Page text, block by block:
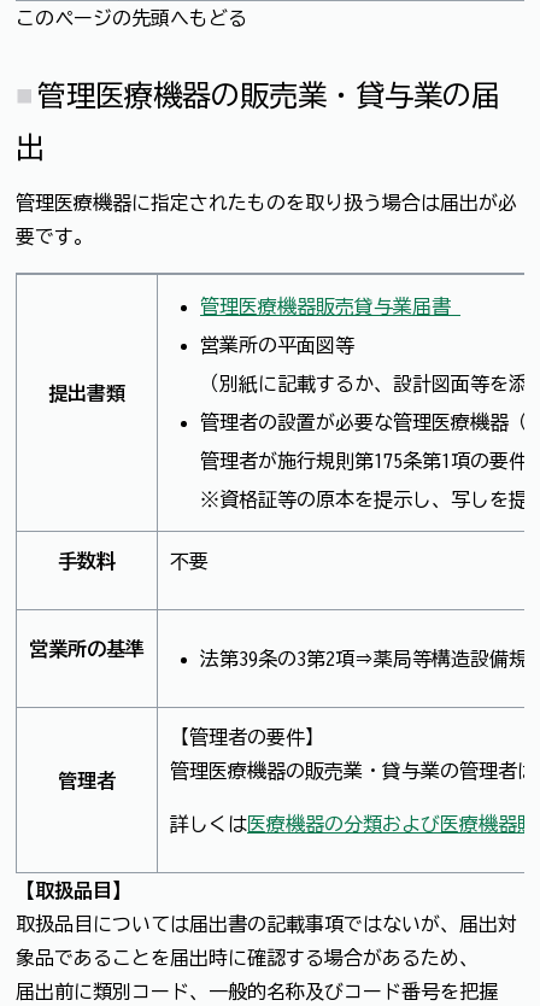
このページの先頭へもどる
管理医療機器の販売業・貸与業の届
出
管理医療機器に指定されたものを取り扱う場合は届出が必
要です。
提出書類
管理医療機器販売貸与業届書
営業所の平面図等
（別紙に記載するか、設計図面等を添
管理者の設置が必要な管理医療機器（
管理者が施行規則第175条第1項の要件
※資格証等の原本を提示し、写しを提
手数料 不要
営業所の基準 法第39条の3第2項⇒薬局等構造設備規
管理者
【管理者の要件】
管理医療機器の販売業・貸与業の管理者
詳しくは医療機器の分類および医療機器
【取扱品目】
取扱品目については届出書の記載事項ではないが、届出対
象品であることを届出時に確認する場合があるため、
届出前に類別コード、一般的名称及びコード番号を把握